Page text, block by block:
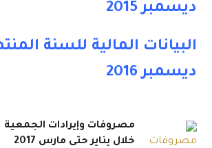
ديسمبر 2015
البيانات المالية للسنة
ديسمبر 2016
مصروفات وإيرادات الجمعية
خلال يناير حتى مارس 2017